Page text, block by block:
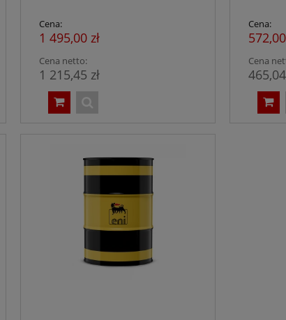
Cena:
1 495,00 zł
Cena netto:
1 215,45 zł
Cena:
Cena